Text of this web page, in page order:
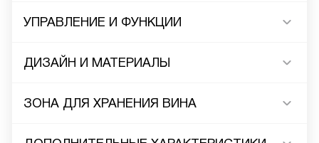
УПРАВЛЕНИЕ И ФУНКЦИИ
ДИЗАЙН И МАТЕРИАЛЫ
ЗОНА ДЛЯ ХРАНЕНИЯ ВИНА